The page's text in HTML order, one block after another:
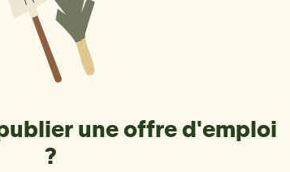
une offre d'emploi
?